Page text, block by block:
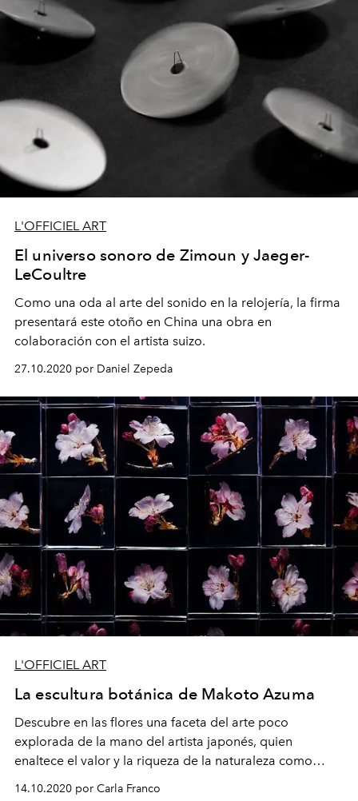
L'OFFICIEL ART
El universo sonoro de Zimoun y Jaeger-
LeCoultre
Como una oda al arte del sonido en la relojería, la firma
presentará este otoño en China una obra en
colaboración con el artista suizo.
27.10.2020 por Daniel Zepeda
L'OFFICIEL ART
La escultura botánica de Makoto Azuma
Descubre en las flores una faceta del arte poco
explorada de la mano del artista japonés, quien
enaltece el valor y la riqueza de la naturaleza como
expresión creativa.
14.10.2020 por Carla Franco